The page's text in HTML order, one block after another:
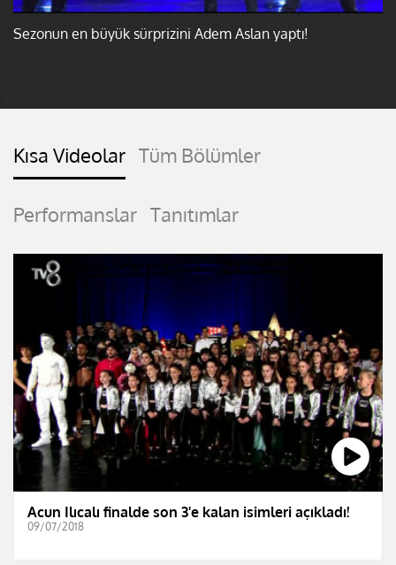
Sezonun en büyük sürprizini Adem Aslan yaptı!
Kısa Videolar Tüm Bölümler
Performanslar Tanıtımlar
Acun Ilıcalı finalde son 3'e kalan isimleri açıkladı!
09/07/2018